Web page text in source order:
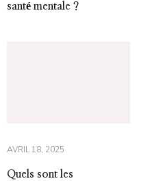
santé mentale ?
AVRIL 18, 2025
Quels sont les